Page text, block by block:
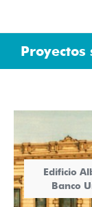
Edificio
Banco